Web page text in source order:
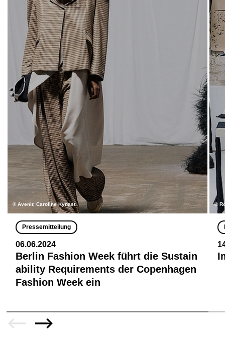
© Avenir, Caroline Kynast
Pressemitteilung
06.06.2024
Berlin Fashion Week führt die Sustain
ability Requirements der Copenhagen
Fashion Week ein
©